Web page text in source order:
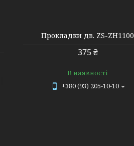
Прокладки дв. ZS-ZH1100
375 ₴
В наявності
+380 (93) 205-10-10